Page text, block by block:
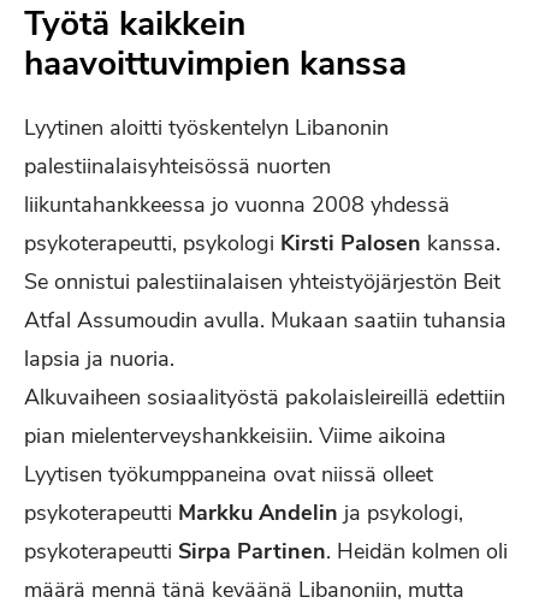
Työtä kaikkein
haavoittuvimpien kanssa
Lyytinen aloitti työskentelyn Libanonin
palestiinalaisyhteisössä nuorten
liikuntahankkeessa jo vuonna 2008 yhdessä
psykoterapeutti, psykologi Kirsti Palosen kanssa.
Se onnistui palestiinalaisen yhteistyöjärjestön Beit
Atfal Assumoudin avulla. Mukaan saatiin tuhansia
lapsia ja nuoria.
Alkuvaiheen sosiaalityöstä pakolaisleireillä edettiin
pian mielenterveyshankkeisiin. Viime aikoina
Lyytisen työkumppaneina ovat niissä olleet
psykoterapeutti Markku Andelin ja psykologi,
psykoterapeutti Sirpa Partinen. Heidän kolmen oli
määrä mennä tänä keväänä Libanoniin, mutta